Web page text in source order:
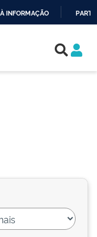
INFORMAÇÃO